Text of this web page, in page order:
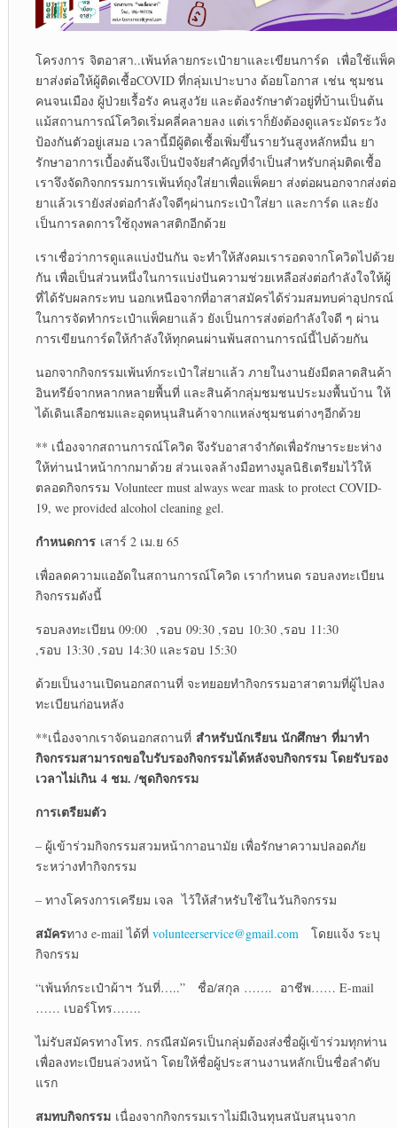
โครงการ จิตอาสา..เพ้นท์ลายกระเป๋ายาและเขียนการ์ด เพื่อใช้แพ็ค
ยาส่งต่อให้ผู้ติดเชื้อCOVID ที่กลุ่มเปาะบาง ด้อยโอกาส เช่น ชุมชน
คนจนเมือง ผู้ป่วยเรื้อรัง คนสูงวัย และต้องรักษาตัวอยู่ที่บ้านเป็นต้น
แม้สถานการณ์โควิดเริ่มคลี่คลายลง แต่เราก็ยังต้องดูแลระมัดระวัง
ป้องกันตัวอยู่เสมอ เวลานี้มีผู้ติดเชื้อเพิ่มขึ้นรายวันสูงหลักหมื่น ยา
รักษาอาการเบื้องต้นจึงเป็นปัจจัยสำคัญที่จำเป็นสำหรับกลุ่มติดเชื้อ
เราจึงจัดกิจกกรรมการเพ้นท์ถุงใส่ยาเพื่อแพ็คยา ส่งต่อผนอกจากส่งต่อ
ยาแล้วเรายังส่งต่อกำลังใจดีๆผ่านกระเป๋าใส่ยา และการ์ด และยัง
เป็นการลดการใช้ถุงพลาสติกอีกด้วย
เราเชื่อว่าการดูแลแบ่งปันกัน จะทำให้สังคมเรารอดจากโควิดไปด้วย
กัน เพื่อเป็นส่วนหนึ่งในการแบ่งปันความช่วยเหลือส่งต่อกำลังใจให้ผู้
ที่ได้รับผลกระทบ นอกเหนือจากที่อาสาสมัครได้ร่วมสมทบค่าอุปกรณ์
ในการจัดทำกระเป๋าแพ็คยาแล้ว ยังเป็นการส่งต่อกำลังใจดี ๆ ผ่าน
การเขียนการ์ดให้กำลังให้ทุกคนผ่านพ้นสถานการณ์นี้ไปด้วยกัน
นอกจากกิจกรรมเพ้นท์กระเป๋าใส่ยาแล้ว ภายในงานยังมีตลาดสินค้า
อินทรีย์จากหลากหลายพื้นที่ และสินค้ากลุ่มชมชนประมงพื้นบ้าน ให้
ได้เดินเลือกชมและอุดหนุนสินค้าจากแหล่งชุมชนต่างๆอีกด้วย
** เนื่องจากสถานการณ์โควิด จึงรับอาสาจำกัดเพื่อรักษาระยะห่าง
ให้ท่านนำหน้ากากมาด้วย ส่วนเจลล้างมือทางมูลนิธิเตรียมไว้ให้
ตลอดกิจกรรม Volunteer must always wear mask to protect COVID-
19, we provided alcohol cleaning gel.
กำหนดการ เสาร์ 2 เม.ย 65
เพื่อลดความแออัดในสถานการณ์โควิด เรากำหนด รอบลงทะเบียน
กิจกรรมดังนี้
รอบลงทะเบียน 09:00 ,รอบ 09:30 ,รอบ 10:30 ,รอบ 11:30
,รอบ 13:30 ,รอบ 14:30 และรอบ 15:30
ด้วยเป็นงานเปิดนอกสถานที่ จะทยอยทำกิจกรรมอาสาตามที่ผู้ไปลง
ทะเบียนก่อนหลัง
**เนื่องจากเราจัดนอกสถานที่ สำหรับนักเรียน นักศึกษา ที่มาทำ
กิจกรรมสามารถขอใบรับรองกิจกรรมได้หลังจบกิจกรรม โดยรับรอง
เวลาไม่เกิน 4 ชม. /ชุดกิจกรรม
การเตรียมตัว
– ผู้เข้าร่วมกิจกรรมสวมหน้ากาอนามัย เพื่อรักษาความปลอดภัย
ระหว่างทำกิจกรรม
– ทางโครงการเครียม เจล ไว้ให้สำหรับใช้ในวันกิจกรรม
สมัครทาง e-mail ได้ที่ volunteerservice@gmail.comโดยแจ้ง ระบุ
กิจกรรม
“เพ้นท์กระเป๋าผ้าฯ วันที่…..” ชื่อ/สกุล ……. อาชีพ…… E-mail
…… เบอร์โทร…….
ไม่รับสมัครทางโทร. กรณีสมัครเป็นกลุ่มต้องส่งชื่อผู้เข้าร่วมทุกท่าน
เพื่อลงทะเบียนล่วงหน้า โดยให้ชื่อผู้ประสานงานหลักเป็นชื่อลำดับ
แรก
สมทบกิจกรรมเนื่องจากกิจกรรมเราไม่มีเงินทุนสนับสนุนจาก